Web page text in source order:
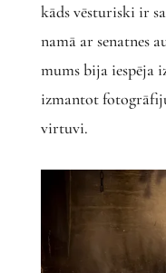
kāds vēsturiski ir
namā ar senatnes
mums bija iespēja
izmantot
virtuvi.